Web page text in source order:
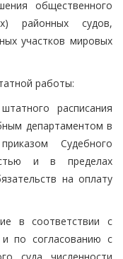
общественного
районных судов,
участков мировых
работы:
расписания
департаментом в
Судебного
и в пределах
на оплату
в соответствии с
по согласованию с